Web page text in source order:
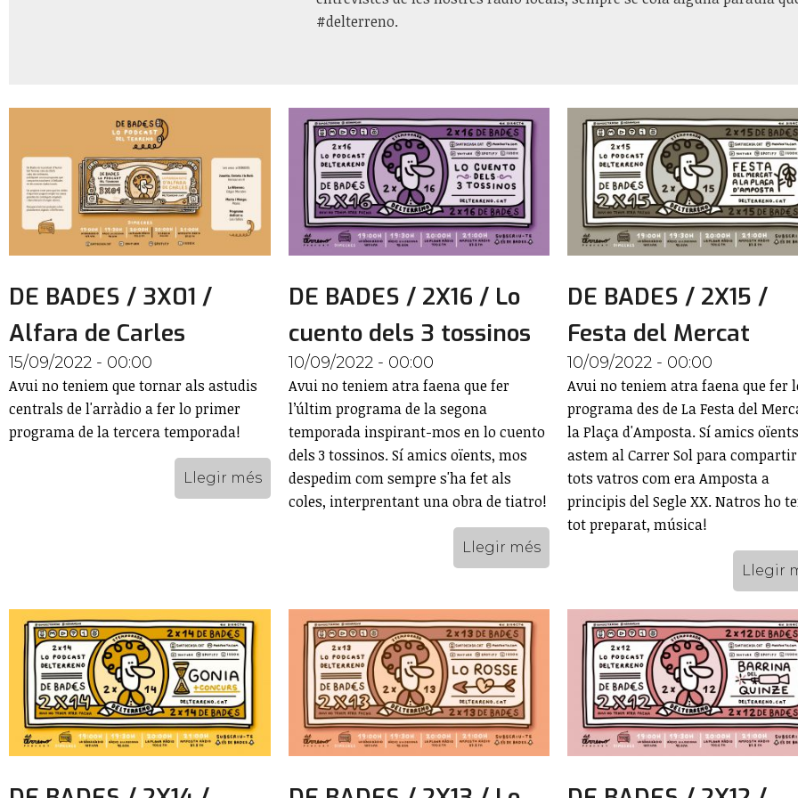
#delterreno.
DE BADES / 3X01 /
Alfara de Carles
15/09/2022 - 00:00
Avui no teniem que tornar als astudis
centrals de l'arràdio a fer lo primer
programa de la tercera temporada!
Llegir més
DE BADES / 2X16 / Lo
cuento dels 3 tossinos
10/09/2022 - 00:00
Avui no teniem atra faena que fer
l’últim programa de la segona
temporada inspirant-mos en lo cuento
dels 3 tossinos. Sí amics oïents, mos
despedim com sempre s'ha fet als
coles, interprentant una obra de tiatro!
Llegir més
DE BADES / 2X15 /
Festa del Mercat
10/09/2022 - 00:00
Avui no teniem atra faena que fer
programa des de La Festa del
la Plaça d'Amposta. Sí amics
astem al Carrer Sol para
tots vatros com era Amposta a
principis del Segle XX. Natros ho
tot preparat, música!
Llegir